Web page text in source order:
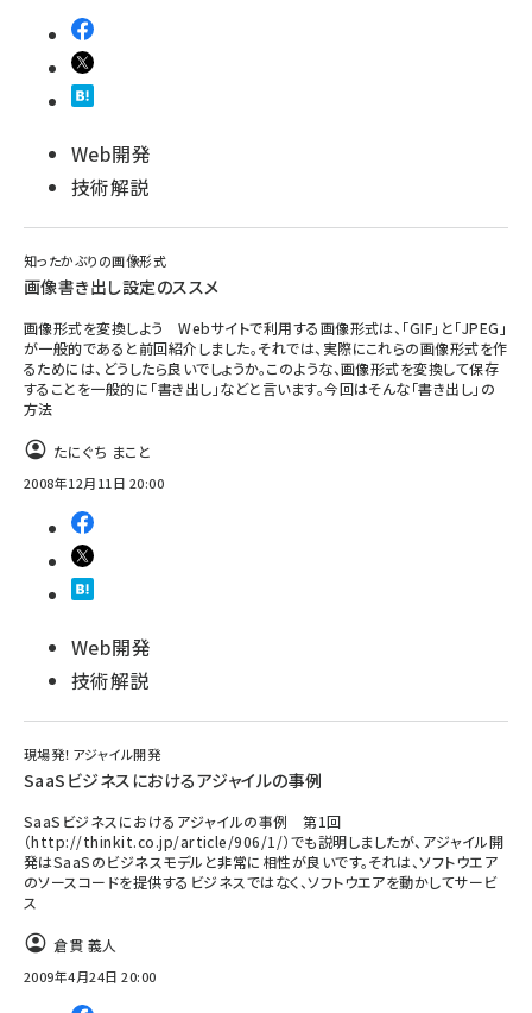
Web開発
技術解説
知ったかぶりの画像形式
画像書き出し設定のススメ
画像形式を変換しよう Webサイトで利用する画像形式は、「GIF」と「JPEG」
が一般的であると前回紹介しました。それでは、実際にこれらの画像形式を作
るためには、どうしたら良いでしょうか。このような、画像形式を変換して保存
することを一般的に「書き出し」などと言います。今回はそんな「書き出し」の
方法
たにぐち まこと
2008年12月11日 20:00
Web開発
技術解説
現場発！アジャイル開発
SaaSビジネスにおけるアジャイルの事例
SaaSビジネスにおけるアジャイルの事例 第1回
（http://thinkit.co.jp/article/906/1/）でも説明しましたが、アジャイル開
発はSaaSのビジネスモデルと非常に相性が良いです。それは、ソフトウエア
のソースコードを提供するビジネスではなく、ソフトウエアを動かしてサービ
ス
倉貫 義人
2009年4月24日 20:00